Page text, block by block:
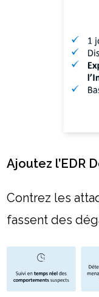
Ajoutez l’EDR
Contrez les
fassent des